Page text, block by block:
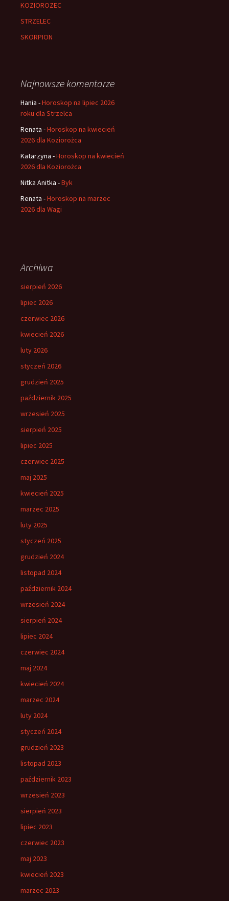
KOZIOROZEC
STRZELEC
SKORPION
Najnowsze komentarze
Hania -Horoskop na lipiec 2026
roku dla Strzelca
Renata -Horoskop na kwiecień
2026 dla Koziorożca
Katarzyna -Horoskop na kwiecień
2026 dla Koziorożca
Nitka Anitka -Byk
Renata -Horoskop na marzec
2026 dla Wagi
Archiwa
sierpień 2026
lipiec 2026
czerwiec 2026
kwiecień 2026
luty 2026
styczeń 2026
grudzień 2025
październik 2025
wrzesień 2025
sierpień 2025
lipiec 2025
czerwiec 2025
maj 2025
kwiecień 2025
marzec 2025
luty 2025
styczeń 2025
grudzień 2024
listopad 2024
październik 2024
wrzesień 2024
sierpień 2024
lipiec 2024
czerwiec 2024
maj 2024
kwiecień 2024
marzec 2024
luty 2024
styczeń 2024
grudzień 2023
listopad 2023
październik 2023
wrzesień 2023
sierpień 2023
lipiec 2023
czerwiec 2023
maj 2023
kwiecień 2023
marzec 2023